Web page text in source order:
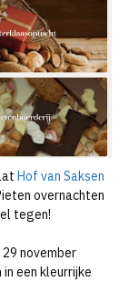
Hof van Saksen
overnachten
tegen!
november
een kleurrijke